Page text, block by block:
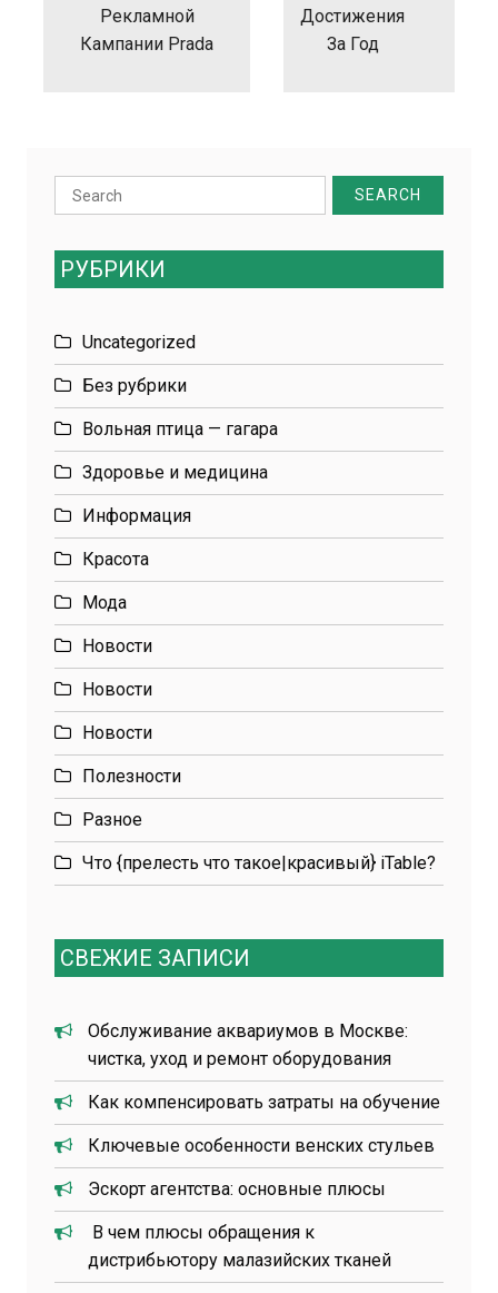
Рекламной
Кампании Prada
Достижения
За Год
Search
for:
РУБРИКИ
Uncategorized
Без рубрики
Вольная птица — гагара
Здоровье и медицина
Информация
Красота
Мода
Новости
Новости
Новости
Полезности
Разное
Что {прелесть что такое|красивый} iTable?
СВЕЖИЕ ЗАПИСИ
Обслуживание аквариумов в Москве:
чистка, уход и ремонт оборудования
Как компенсировать затраты на обучение
Ключевые особенности венских стульев
Эскорт агентства: основные плюсы
В чем плюсы обращения к
дистрибьютору малазийских тканей